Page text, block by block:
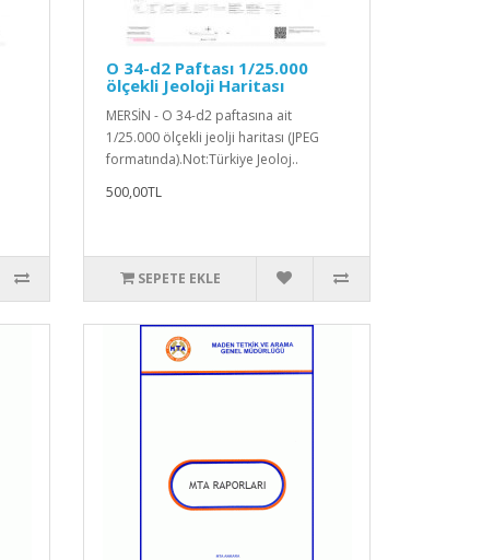
O 34-d2 Paftası 1/25.000
ölçekli Jeoloji Haritası
MERSİN - O 34-d2 paftasına ait
1/25.000 ölçekli jeolji haritası (JPEG
formatında).Not:Türkiye Jeoloj..
500,00TL
SEPETE EKLE